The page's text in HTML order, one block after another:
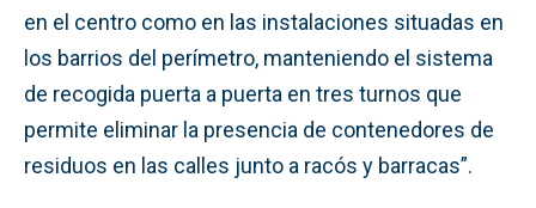
en el centro como en las instalaciones situadas en
los barrios del perímetro, manteniendo el sistema
de recogida puerta a puerta en tres turnos que
permite eliminar la presencia de contenedores de
residuos en las calles junto a racós y barracas”.